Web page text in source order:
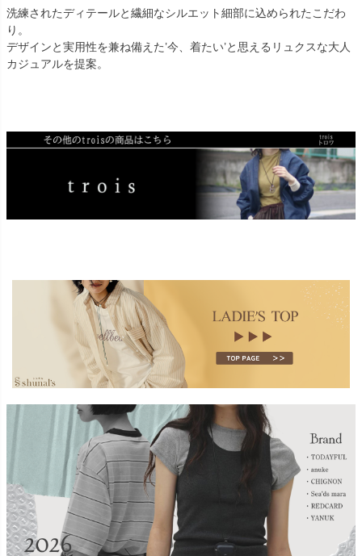
洗練されたディテールと繊細なシルエット細部に込められたこだわ
り。
デザインと実用性を兼ね備えた’今、着たい’と思えるリュクスな大人
カジュアルを提案。